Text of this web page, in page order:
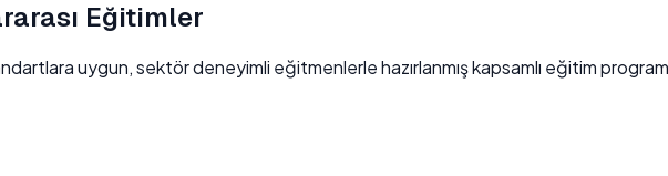
Eğitimler
uygun, sektör deneyimli eğitmenlerle hazırlanmış kapsamlı eğitim